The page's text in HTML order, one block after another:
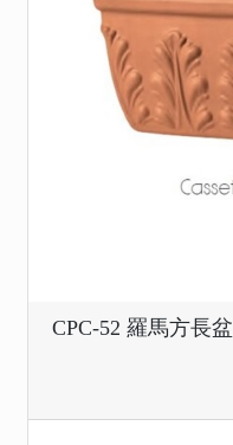
CPC-52 羅馬方長盆